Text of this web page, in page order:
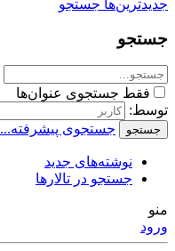
جدیدترین‌ها جستجو
جستجو
فقط جستجوی عنوان‌ها
توسط:
جستجو جستجوی پیشرفته...
نوشته‌های جدید
جستجو در تالارها
منو
ورود